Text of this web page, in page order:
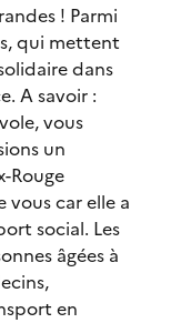
! Parmi
qui mettent
dans
A savoir :
vous
un
Rouge
vous car elle a
social. Les
âgées à
en